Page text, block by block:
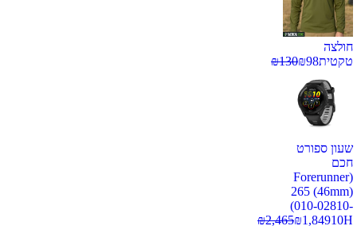
חולצה
טקטית
₪98
₪130
שעון ספורט
חכם
(Forerunner
265 (46mm)
(010-02810-
10H
₪1,849
₪2,465